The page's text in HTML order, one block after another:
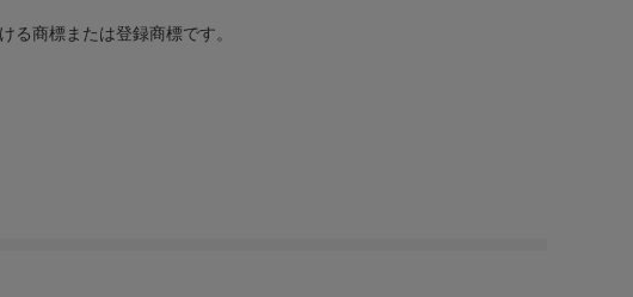
る商標または登録商標です。